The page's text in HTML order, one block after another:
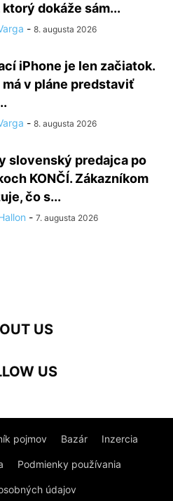
dokáže sám...
- 8. augusta 2026
iPhone je len začiatok.
má v pláne predstaviť
- 8. augusta 2026
slovenský predajca po
KONČÍ. Zákazníkom
čo s...
- 7. augusta 2026
US
US
pojmov Bazár Inzercia
Podmienky používania
údajov